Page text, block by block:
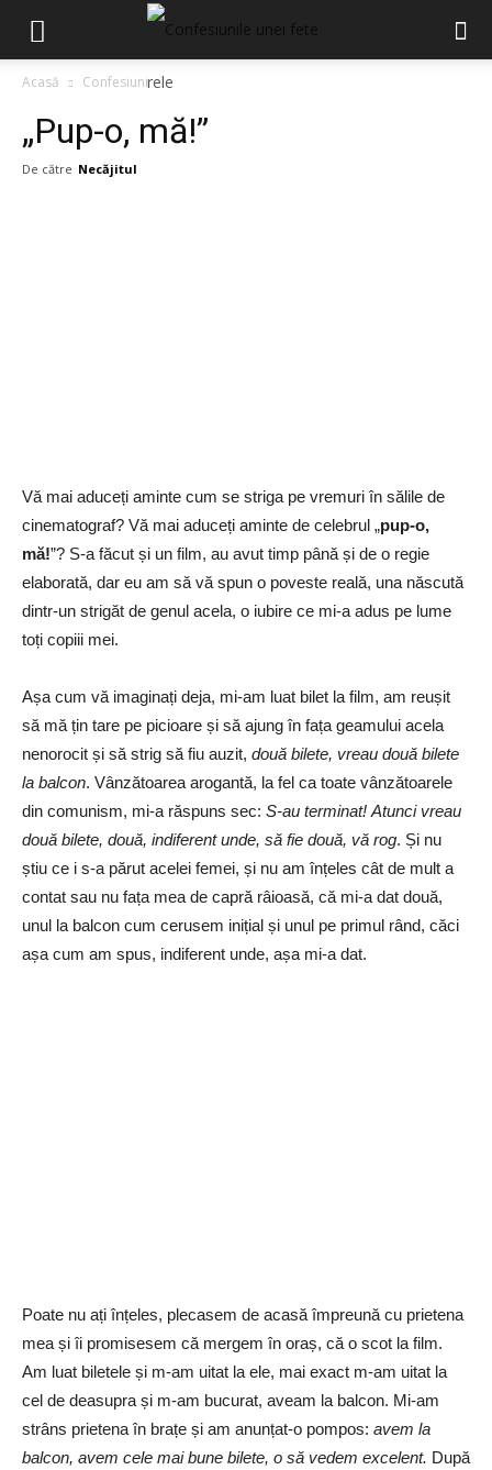
Acasă Confesiuni
„Pup-o, mă!”
De către Necăjitul
Vă mai aduceți aminte cum se striga pe vremuri în sălile de
cinematograf? Vă mai aduceți aminte de celebrul „pup-o,
mă!”? S-a făcut și un film, au avut timp până și de o regie
elaborată, dar eu am să vă spun o poveste reală, una născută
dintr-un strigăt de genul acela, o iubire ce mi-a adus pe lume
toți copiii mei.
Așa cum vă imaginați deja, mi-am luat bilet la film, am reușit
să mă țin tare pe picioare și să ajung în fața geamului acela
nenorocit și să strig să fiu auzit, două bilete, vreau două bilete
la balcon. Vânzătoarea arogantă, la fel ca toate vânzătoarele
din comunism, mi-a răspuns sec: S-au terminat! Atunci vreau
două bilete, două, indiferent unde, să fie două, vă rog. Și nu
știu ce i s-a părut acelei femei, și nu am înțeles cât de mult a
contat sau nu fața mea de capră râioasă, că mi-a dat două,
unul la balcon cum cerusem inițial și unul pe primul rând, căci
așa cum am spus, indiferent unde, așa mi-a dat.
Poate nu ați înțeles, plecasem de acasă împreună cu prietena
mea și îi promisesem că mergem în oraș, că o scot la film.
Am luat biletele și m-am uitat la ele, mai exact m-am uitat la
cel de deasupra și m-am bucurat, aveam la balcon. Mi-am
strâns prietena în brațe și am anunțat-o pompos: avem la
balcon, avem cele mai bune bilete, o să vedem excelent. După